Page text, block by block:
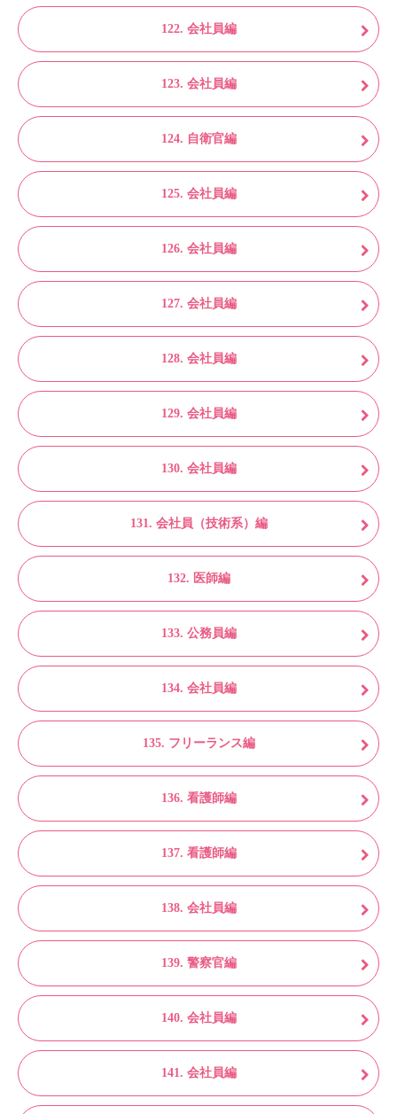
122. 会社員編
123. 会社員編
124. 自衛官編
125. 会社員編
126. 会社員編
127. 会社員編
128. 会社員編
129. 会社員編
130. 会社員編
131. 会社員（技術系）編
132. 医師編
133. 公務員編
134. 会社員編
135. フリーランス編
136. 看護師編
137. 看護師編
138. 会社員編
139. 警察官編
140. 会社員編
141. 会社員編